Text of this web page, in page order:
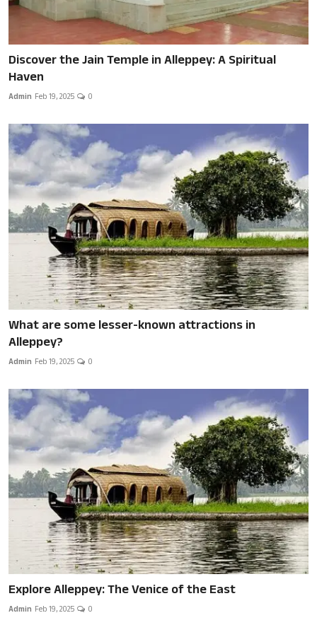
Discover the Jain Temple in Alleppey: A Spiritual
Haven
Admin Feb 19, 2025 0
What are some lesser-known attractions in
Alleppey?
Admin Feb 19, 2025 0
Explore Alleppey: The Venice of the East
Admin Feb 19, 2025 0